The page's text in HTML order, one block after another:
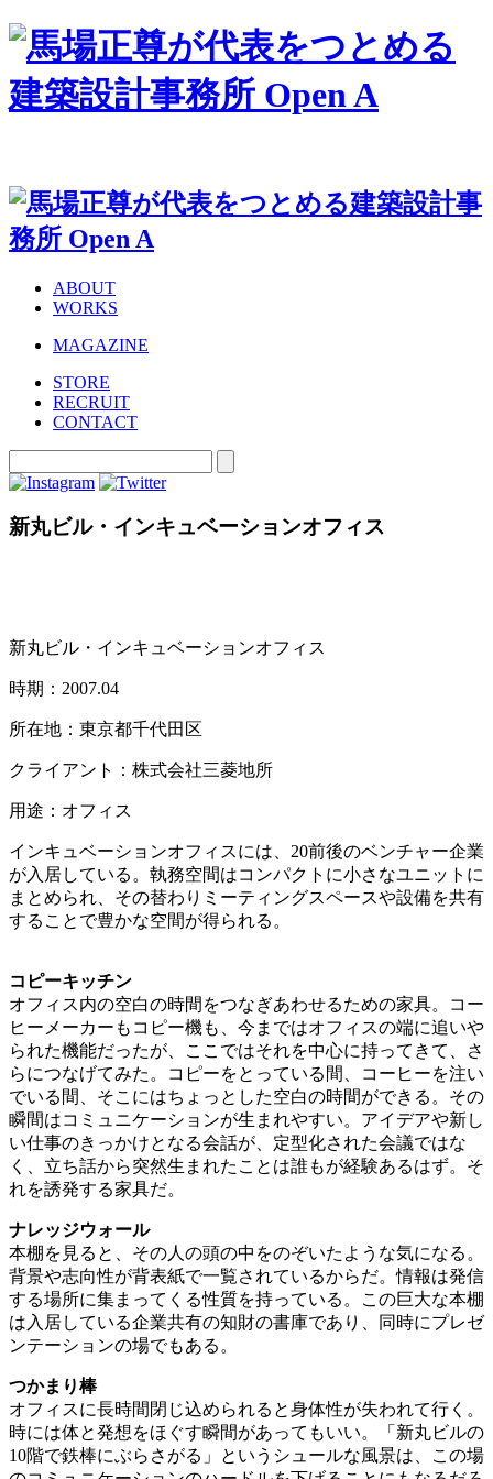
ABOUT
WORKS
MAGAZINE
STORE
RECRUIT
CONTACT
新丸ビル・インキュベーションオフィス
新丸ビル・インキュベーションオフィス
時期：2007.04
所在地：東京都千代田区
クライアント：株式会社三菱地所
用途：オフィス
インキュベーションオフィスには、20前後のベンチャー企業
が入居している。執務空間はコンパクトに小さなユニットに
まとめられ、その替わりミーティングスペースや設備を共有
することで豊かな空間が得られる。
コピーキッチン
オフィス内の空白の時間をつなぎあわせるための家具。コー
ヒーメーカーもコピー機も、今まではオフィスの端に追いや
られた機能だったが、ここではそれを中心に持ってきて、さ
らにつなげてみた。コピーをとっている間、コーヒーを注い
でいる間、そこにはちょっとした空白の時間ができる。その
瞬間はコミュニケーションが生まれやすい。アイデアや新し
い仕事のきっかけとなる会話が、定型化された会議ではな
く、立ち話から突然生まれたことは誰もが経験あるはず。そ
れを誘発する家具だ。
ナレッジウォール
本棚を見ると、その人の頭の中をのぞいたような気になる。
背景や志向性が背表紙で一覧されているからだ。情報は発信
する場所に集まってくる性質を持っている。この巨大な本棚
は入居している企業共有の知財の書庫であり、同時にプレゼ
ンテーションの場でもある。
つかまり棒
オフィスに長時間閉じ込められると身体性が失われて行く。
時には体と発想をほぐす瞬間があってもいい。「新丸ビルの
10階で鉄棒にぶらさがる」というシュールな風景は、この場